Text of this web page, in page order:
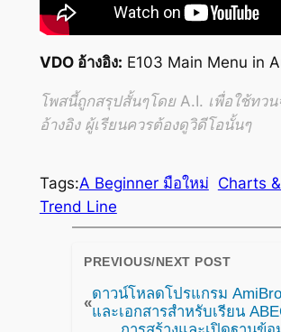
VDO อ้างอิง: E103 Main Menu in
โพสนี้ถูกสรุปสั้นๆโดย A.I. เพื่อใช้ทวน
อ้างอิง ผู้เรียนควรต้องดูวิดีโอนั้นๆ
Tags:A Beginner มือใหม่ Charts
Trend Line
PREVIOUS/NEXT POST
«
ดาวน์โหลดโปรแกรม
และเอกสารสำหรับเรียน